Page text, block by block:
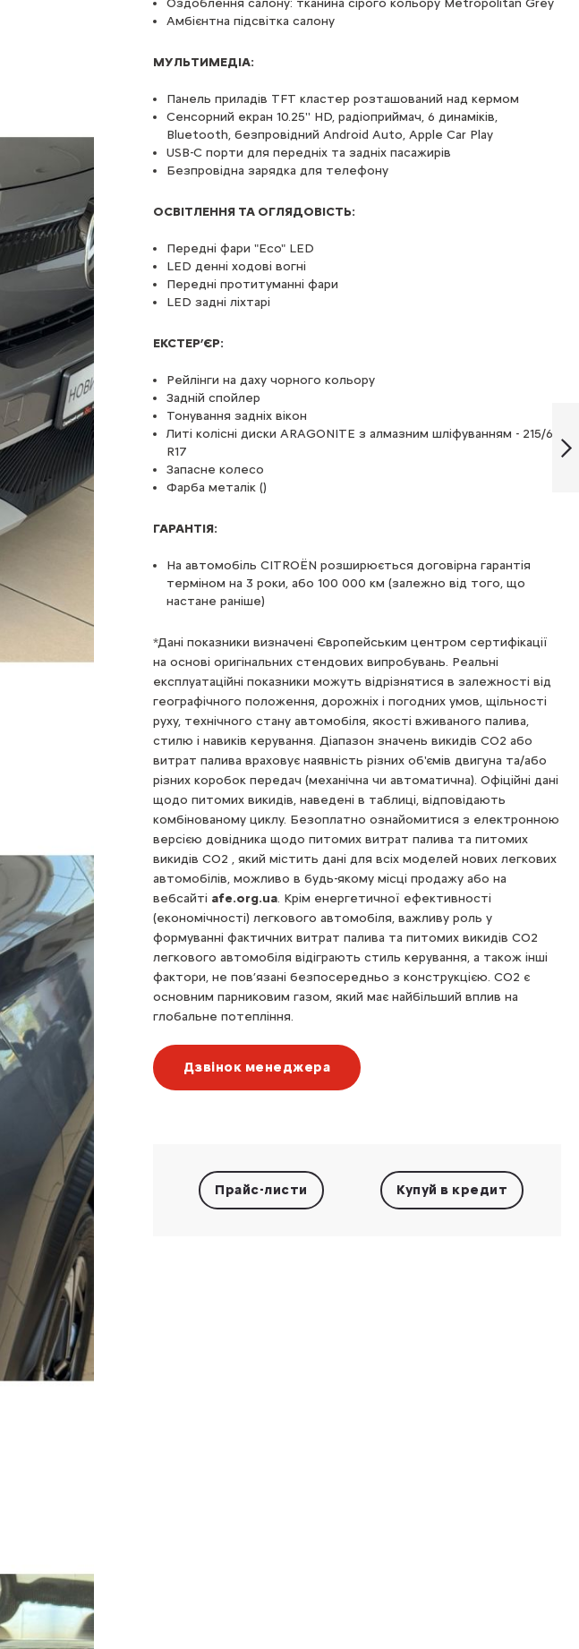
Оздоблення салону: тканина сірого кольору Metropolitan Grey
Амбієнтна підсвітка салону
МУЛЬТИМЕДІА:
Панель приладів TFT кластер розташований над кермом
Сенсорний екран 10.25'' HD, радіоприймач, 6 динаміків,
Bluetooth, безпровідний Android Auto, Apple Car Play
USB-C порти для передніх та задніх пасажирів
Безпровідна зарядка для телефону
ОСВІТЛЕННЯ ТА ОГЛЯДОВІСТЬ:
Передні фари "Eco" LED
LED денні ходові вогні
Передні протитуманні фари
LED задні ліхтарі
ЕКСТЕР’ЄР:
Рейлінги на даху чорного кольору
Задній спойлер
Тонування задніх вікон
Литі колісні диски ARAGONITE з алмазним шліфуванням - 215/60
R17
Запасне колесо
Фарба металік ()
ГАРАНТІЯ:
На автомобіль CITROЁN розширюється договірна гарантія
терміном на 3 роки, або 100 000 км (залежно від того, що
настане раніше)
*Дані показники визначені Європейським центром сертифікації
на основі оригінальних стендових випробувань. Реальні
експлуатаційні показники можуть відрізнятися в залежності від
географічного положення, дорожніх і погодних умов, щільності
руху, технічного стану автомобіля, якості вживаного палива,
стилю і навиків керування. Діапазон значень викидів СО2 або
витрат палива враховує наявність різних об'ємів двигуна та/або
різних коробок передач (механічна чи автоматична). Офіційні дані
щодо питомих викидів, наведені в таблиці, відповідають
комбінованому циклу. Безоплатно ознайомитися з електронною
версією довідника щодо питомих витрат палива та питомих
викидів CO2 , який містить дані для всіх моделей нових легкових
автомобілів, можливо в будь-якому місці продажу або на
вебсайті afe.org.ua. Крім енергетичної ефективності
(економічності) легкового автомобіля, важливу роль у
формуванні фактичних витрат палива та питомих викидів CO2
легкового автомобіля відіграють стиль керування, а також інші
фактори, не пов’язані безпосередньо з конструкцією. CO2 є
основним парниковим газом, який має найбільший вплив на
глобальне потепління.
Дзвінок менеджера
Прайс-листи Купуй в кредит
Hybrid 136 к.с.,